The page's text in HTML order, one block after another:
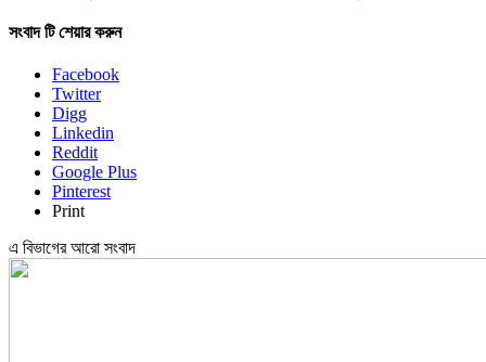
সংবাদ টি শেয়ার করুন
Facebook
Twitter
Digg
Linkedin
Reddit
Google Plus
Pinterest
Print
এ বিভাগের আরো সংবাদ